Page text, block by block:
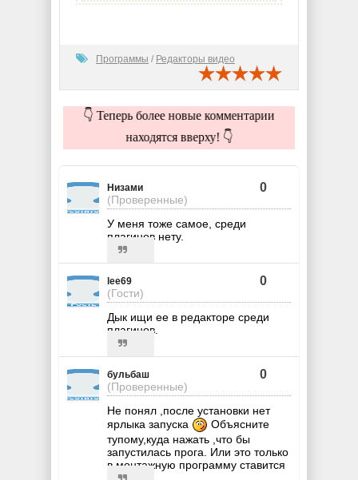
Программы / Редакторы видео
👇 Теперь более новые комментарии
находятся вверху! 👇
Низами
(Проверенные)
0
У меня тоже самое, среди
плагинов нету.
lee69
(Гости)
0
Дык ищи ее в редакторе среди
плагинов.
бульбаш
(Проверенные)
0
Не понял ,после установки нет
ярлыка запуска
Объясните
тупому,куда нажать ,что бы
запустилась прога. Или это только
в монтажную программу ставится